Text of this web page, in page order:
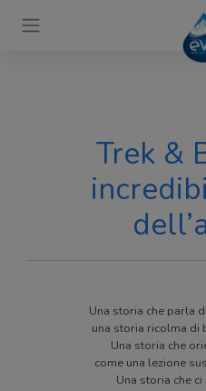
Trek &
Una storia che parla
una storia ricolma di
Una storia che
come una lezione
Una storia che